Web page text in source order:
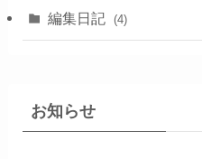
編集日記 (4)
お知らせ